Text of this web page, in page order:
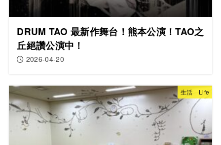
DRUM TAO 最新作舞台！熊本公演！TAO之
丘絕讚公演中！
2026-04-20
生活 Life